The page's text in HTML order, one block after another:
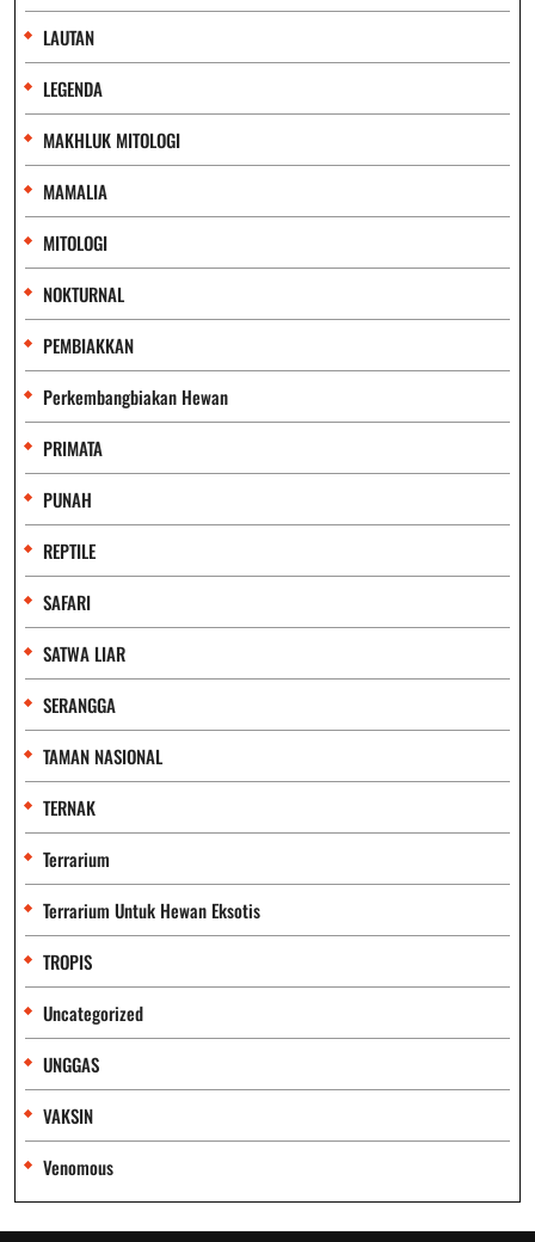
LAUTAN
LEGENDA
MAKHLUK MITOLOGI
MAMALIA
MITOLOGI
NOKTURNAL
PEMBIAKKAN
Perkembangbiakan Hewan
PRIMATA
PUNAH
REPTILE
SAFARI
SATWA LIAR
SERANGGA
TAMAN NASIONAL
TERNAK
Terrarium
Terrarium Untuk Hewan Eksotis
TROPIS
Uncategorized
UNGGAS
VAKSIN
Venomous